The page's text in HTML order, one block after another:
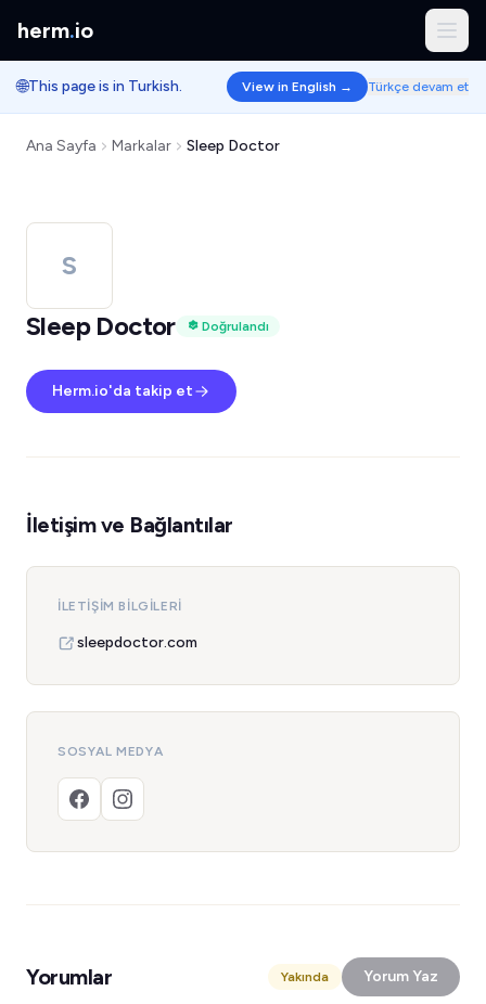
herm.io
🌐This page is in Turkish. View in English → Türkçe devam et
Ana Sayfa Markalar Sleep Doctor
S
Sleep Doctor
Doğrulandı
Herm.io'da takip et
İletişim ve Bağlantılar
İLETIŞIM BILGILERI
sleepdoctor.com
SOSYAL MEDYA
Yorumlar Yakında Yorum Yaz